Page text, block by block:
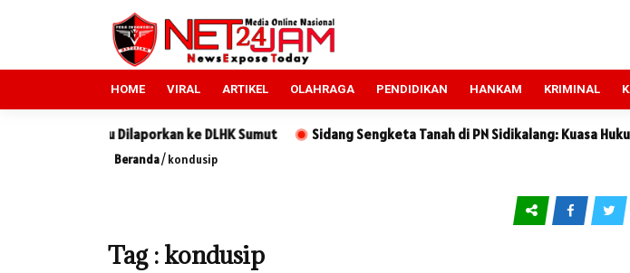
HOME VIRAL ARTIKEL OLAHRAGA PENDIDIKAN HANKAM KRIMINAL
Dilaporkan ke DLHK Sumut Sidang Sengketa Tanah di PN Sidikalang: Kuasa Hukum
Beranda/kondusip
Tag : kondusip